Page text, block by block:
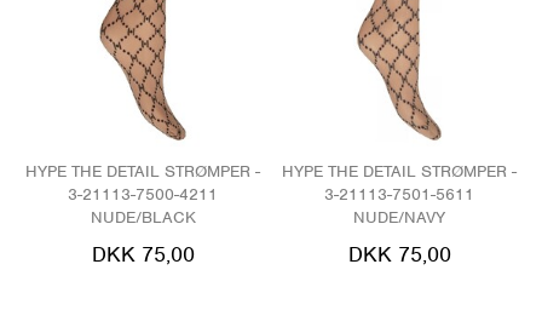
HYPE THE DETAIL STRØMPER -
3-21113-7500-4211
NUDE/BLACK
DKK 75,00
HYPE THE DETAIL STRØMPER -
3-21113-7501-5611
NUDE/NAVY
DKK 75,00